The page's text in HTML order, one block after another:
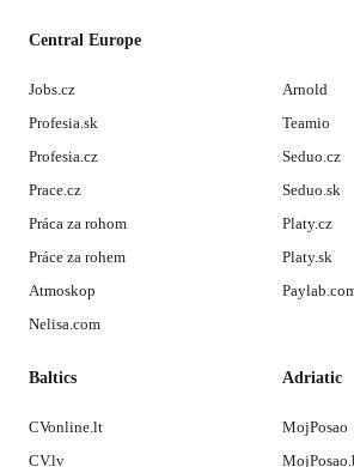
Central Europe
Jobs.cz
Profesia.sk
Profesia.cz
Prace.cz
Práca za rohom
Práce za rohem
Atmoskop
Nelisa.com
Arnold
Teamio
Seduo.cz
Seduo.sk
Platy.cz
Platy.sk
Baltics
CVonline.lt
CV.lv
Adriatic
MojPosao